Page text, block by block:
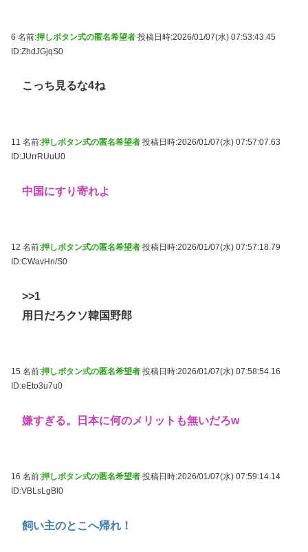
6 名前:押しボタン式の匿名希望者 投稿日時:2026/01/07(水) 07:53:43.45
ID:ZhdJGjqS0
こっち見るな4ね
11 名前:押しボタン式の匿名希望者 投稿日時:2026/01/07(水) 07:57:07.63
ID:JUrrRUuU0
中国にすり寄れよ
12 名前:押しボタン式の匿名希望者 投稿日時:2026/01/07(水) 07:57:18.79
ID:CWavHn/S0
>>1
用日だろクソ韓国野郎
15 名前:押しボタン式の匿名希望者 投稿日時:2026/01/07(水) 07:58:54.16
ID:eEto3u7u0
嫌すぎる。日本に何のメリットも無いだろw
16 名前:押しボタン式の匿名希望者 投稿日時:2026/01/07(水) 07:59:14.14
ID:VBLsLgBl0
飼い主のとこへ帰れ！